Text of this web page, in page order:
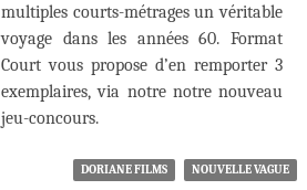
multiples courts-métrages un véritable
voyage dans les années 60. Format
Court vous propose d’en remporter 3
exemplaires, via notre notre nouveau
jeu-concours.
DORIANE FILMS NOUVELLE VAGUE